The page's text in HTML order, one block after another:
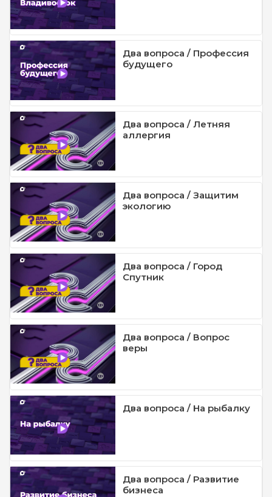
Два вопроса / Профессия
будущего
Два вопроса / Летняя
аллергия
Два вопроса / Защитим
экологию
Два вопроса / Город
Спутник
Два вопроса / Вопрос
веры
Два вопроса / На рыбалку
Два вопроса / Развитие
бизнеса